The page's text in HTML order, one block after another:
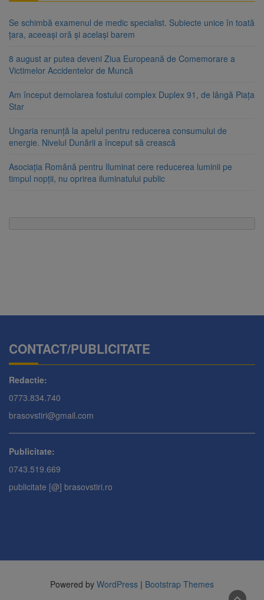
Se schimbă examenul de medic specialist. Subiecte unice în toată
țara, aceeași oră și același barem
8 august ar putea deveni Ziua Europeană de Comemorare a
Victimelor Accidentelor de Muncă
Am început demolarea fostului complex Duplex 91, de lângă Piața
Star
Ungaria renunță la apelul pentru reducerea consumului de
energie. Nivelul Dunării a început să crească
Asociația Română pentru Iluminat cere reducerea luminii pe
timpul nopții, nu oprirea iluminatului public
CONTACT/PUBLICITATE
Redactie:
0773.834.740
brasovstiri@gmail.com
Publicitate:
0743.519.669
publicitate [@] brasovstiri.ro
Powered by WordPress | Bootstrap Themes